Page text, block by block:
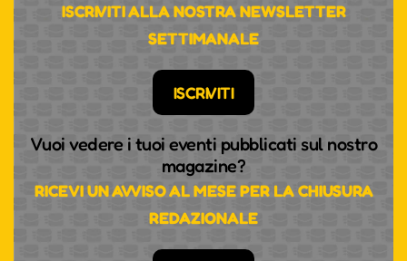
ISCRIVITI ALLA NOSTRA NEWSLETTER
SETTIMANALE
ISCRIVITI
Vuoi vedere i tuoi eventi pubblicati sul nostro
magazine?
RICEVI UN AVVISO AL MESE PER LA CHIUSURA
REDAZIONALE